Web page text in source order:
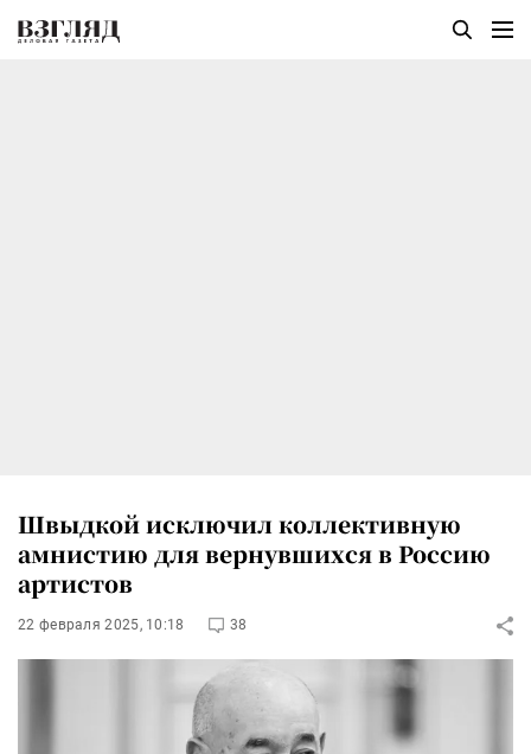
Швыдкой исключил коллективную
амнистию для вернувшихся в Россию
артистов
22 февраля 2025, 10:18 38